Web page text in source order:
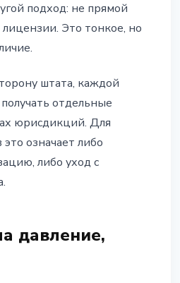
подход: не прямой
Это тонкое, но
штата, каждой
отдельные
юрисдикций. Для
означает либо
либо уход с
давление,